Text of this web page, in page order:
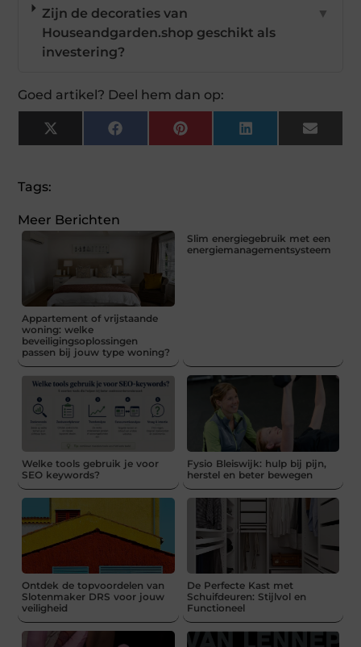
Zijn de decoraties van
Houseandgarden.shop geschikt als
investering?
▼
Goed artikel? Deel hem dan op:
X
(Twitter)
FacebookPinterestLinkedIn Email
Tags:
Meer Berichten
Appartement of vrijstaande
woning: welke
beveiligingsoplossingen
passen bij jouw type woning?
Slim energiegebruik met een
energiemanagementsysteem
Welke tools gebruik je voor
SEO keywords?
Fysio Bleiswijk: hulp bij pijn,
herstel en beter bewegen
Ontdek de topvoordelen van
Slotenmaker DRS voor jouw
veiligheid
De Perfecte Kast met
Schuifdeuren: Stijlvol en
Functioneel